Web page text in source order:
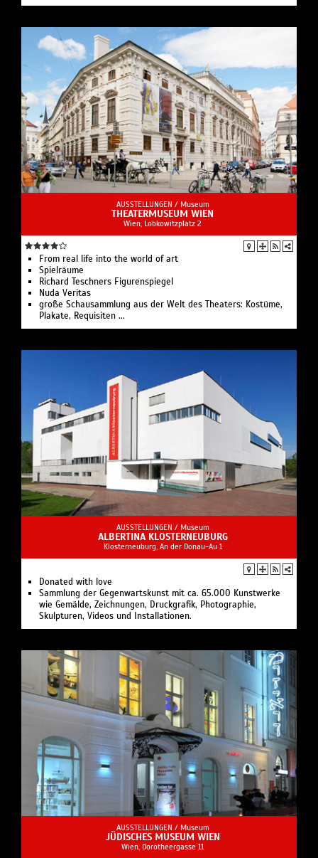
AUSSTELLUNGEN / Museum
THEATERMUSEUM WIEN
Wien, Lobkowitzplatz 2
From real life into the world of art
Spielräume
Richard Teschners Figurenspiegel
Nuda Veritas
große Schausammlung aus der Welt des Theaters: Kostüme,
Plakate, Requisiten ...
AUSSTELLUNGEN / Museum
ALBERTINA KLOSTERNEUBURG
Klosterneuburg, An der Donau-Au 1
Donated with love
Sammlung der Gegenwartskunst mit ca. 65.000 Kunstwerke
wie Gemälde, Zeichnungen, Druckgrafik, Photographie,
Skulpturen, Videos und Installationen.
AUSSTELLUNGEN / Museum
JÜDISCHES MUSEUM WIEN
Wien, Dorotheergasse 11